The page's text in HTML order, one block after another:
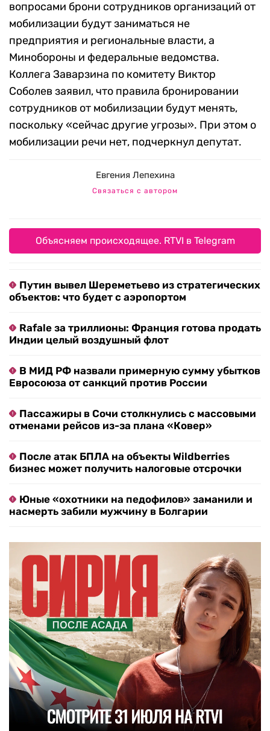
вопросами брони сотрудников организаций от
мобилизации будут заниматься не
предприятия и региональные власти, а
Минобороны и федеральные ведомства.
Коллега Заварзина по комитету Виктор
Соболев заявил, что правила бронировании
сотрудников от мобилизации будут менять,
поскольку «сейчас другие угрозы». При этом о
мобилизации речи нет, подчеркнул депутат.
Евгения Лепехина
Связаться с автором
Объясняем происходящее. RTVI в Telegram
Путин вывел Шереметьево из стратегических
объектов: что будет с аэропортом
Rafale за триллионы: Франция готова продать
Индии целый воздушный флот
В МИД РФ назвали примерную сумму убытков
Евросоюза от санкций против России
Пассажиры в Сочи столкнулись с массовыми
отменами рейсов из-за плана «Ковер»
После атак БПЛА на объекты Wildberries
бизнес может получить налоговые отсрочки
Юные «охотники на педофилов» заманили и
насмерть забили мужчину в Болгарии